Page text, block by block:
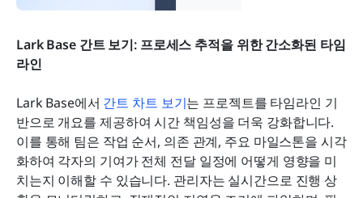
Lark Base 간트 보기: 프로세스 추적을 위한 간소화된 타임
라인
Lark Base에서 간트 차트 보기는 프로젝트를 타임라인 기
반으로 개요를 제공하여 시간 책임성을 더욱 강화합니다.
이를 통해 팀은 작업 순서, 의존 관계, 주요 마일스톤을 시각
화하여 각자의 기여가 전체 전달 일정에 어떻게 영향을 미
치는지 이해할 수 있습니다. 관리자는 실시간으로 진행 상